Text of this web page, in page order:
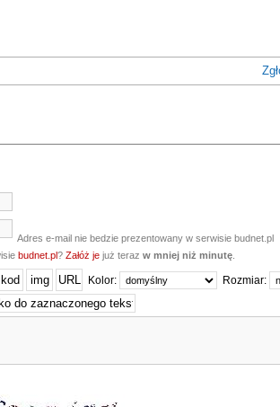
Adres e-mail nie bedzie prezentowany w serwisie budnet.pl
budnet.pl? Załóż je już teraz w mniej niż minutę
Kolor: Rozmiar: